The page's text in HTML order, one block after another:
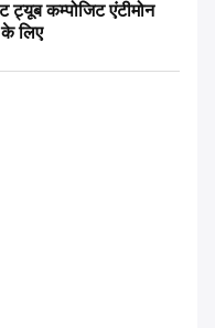
ट्यूब कम्पोजिट एंटीमोन
के लिए